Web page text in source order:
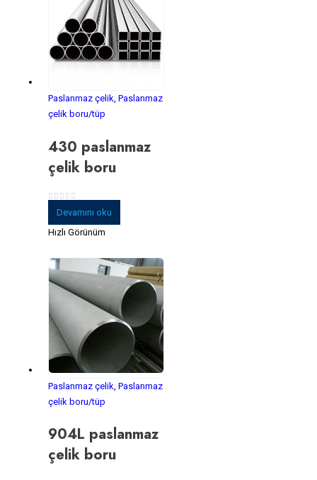
Paslanmaz çelik, Paslanmaz
çelik boru/tüp
430 paslanmaz
çelik boru
5 üzerinden
Devamını oku
Hızlı Görünüm
Paslanmaz çelik Paslanmaz
çelik boru/tüp
904L paslanmaz
çelik boru